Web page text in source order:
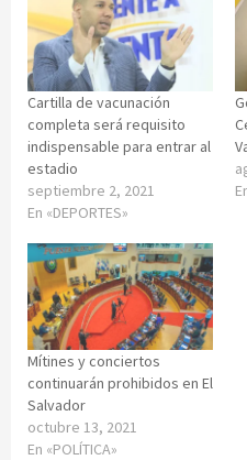
Cartilla de vacunación
completa será requisito
indispensable para entrar al
estadio
septiembre 2, 2021
En «DEPORTES»
Mítines y conciertos
continuarán prohibidos en El
Salvador
octubre 13, 2021
En «POLÍTICA»